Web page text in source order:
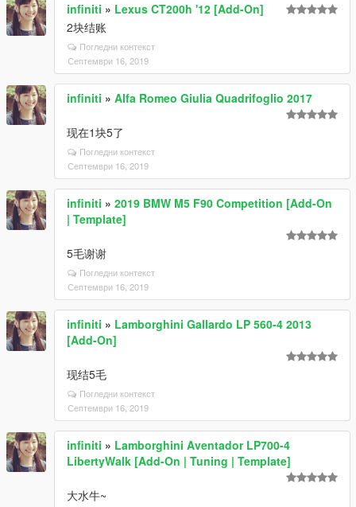
infiniti » Lexus CT200h '12 [Add-On]
2块结账
Погледни контекст
Септември 16, 2019
infiniti » Alfa Romeo Giulia Quadrifoglio 2017
现在1块5了
Погледни контекст
Септември 16, 2019
infiniti » 2019 BMW M5 F90 Competition [Add-On
| Template]
5毛谢谢
Погледни контекст
Септември 16, 2019
infiniti » Lamborghini Gallardo LP 560-4 2013
[Add-On]
现结5毛
Погледни контекст
Септември 16, 2019
infiniti » Lamborghini Aventador LP700-4
LibertyWalk [Add-On | Tuning | Template]
大水牛~